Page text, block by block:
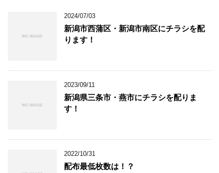
2024/07/03
新潟市西蒲区・新潟市南区にチラシを配
ります！
2023/09/11
新潟県三条市・燕市にチラシを配りま
す！
2022/10/31
配布最低枚数は！？